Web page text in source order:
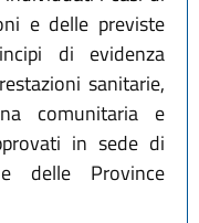
e delle previste
di evidenza
sanitarie,
comunitaria e
in sede di
delle Province